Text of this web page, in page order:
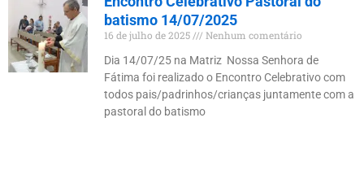
batismo 14/07/2025
16 de julho de 2025
Nenhum comentário
Dia 14/07/25 na Matriz Nossa Senhora de
Fátima foi realizado o Encontro Celebrativo com
todos pais/padrinhos/crianças juntamente com a
pastoral do batismo